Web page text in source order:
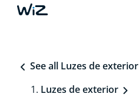
See all Luzes de exterior
Luzes de exterior